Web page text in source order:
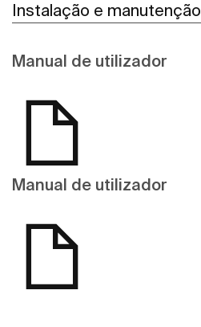
Instalação e manutenção
Manual de utilizador
Manual de utilizador